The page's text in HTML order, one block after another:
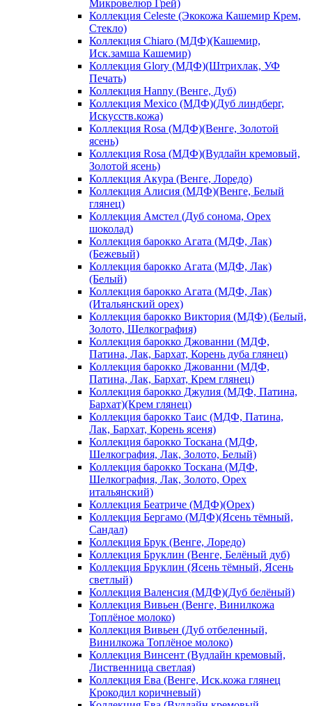
Микровелюр Грей)
Коллекция Celeste (Экокожа Кашемир Крем,
Стекло)
Коллекция Chiaro (МДФ)(Кашемир,
Иск.замша Кашемир)
Коллекция Glory (МДФ)(Штрихлак, УФ
Печать)
Коллекция Hanny (Венге, Дуб)
Коллекция Mexico (МДФ)(Дуб линдберг,
Искусств.кожа)
Коллекция Rosa (МДФ)(Венге, Золотой
ясень)
Коллекция Rosa (МДФ)(Вудлайн кремовый,
Золотой ясень)
Коллекция Акура (Венге, Лоредо)
Коллекция Алисия (МДФ)(Венге, Белый
глянец)
Коллекция Амстел (Дуб сонома, Орех
шоколад)
Коллекция барокко Агата (МДФ, Лак)
(Бежевый)
Коллекция барокко Агата (МДФ, Лак)
(Белый)
Коллекция барокко Агата (МДФ, Лак)
(Итальянский орех)
Коллекция барокко Виктория (МДФ) (Белый,
Золото, Шелкография)
Коллекция барокко Джованни (МДФ,
Патина, Лак, Бархат, Корень дуба глянец)
Коллекция барокко Джованни (МДФ,
Патина, Лак, Бархат, Крем глянец)
Коллекция барокко Джулия (МДФ, Патина,
Бархат)(Крем глянец)
Коллекция барокко Таис (МДФ, Патина,
Лак, Бархат, Корень ясеня)
Коллекция барокко Тоскана (МДФ,
Шелкография, Лак, Золото, Белый)
Коллекция барокко Тоскана (МДФ,
Шелкография, Лак, Золото, Орех
итальянский)
Коллекция Беатриче (МДФ)(Орех)
Коллекция Бергамо (МДФ)(Ясень тёмный,
Сандал)
Коллекция Брук (Венге, Лоредо)
Коллекция Бруклин (Венге, Белёный дуб)
Коллекция Бруклин (Ясень тёмный, Ясень
светлый)
Коллекция Валенсия (МДФ)(Дуб белёный)
Коллекция Вивьен (Венге, Винилкожа
Топлёное молоко)
Коллекция Вивьен (Дуб отбеленный,
Винилкожа Топлёное молоко)
Коллекция Винсент (Вудлайн кремовый,
Лиственница светлая)
Коллекция Ева (Венге, Иск.кожа глянец
Крокодил коричневый)